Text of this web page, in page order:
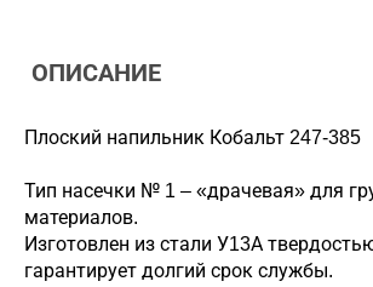
ОПИСАНИЕ
Плоский напильник Кобальт 247-385
Тип насечки № 1 – «драчевая» для
материалов.
Изготовлен из стали У13А
гарантирует долгий срок службы.